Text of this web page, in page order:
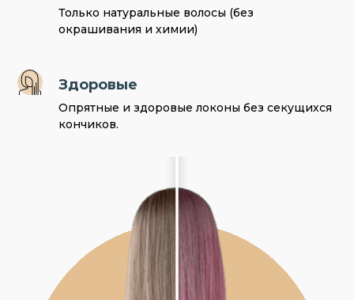
Только натуральные волосы (без
окрашивания и химии)
Здоровые
Опрятные и здоровые локоны без секущихся
кончиков.